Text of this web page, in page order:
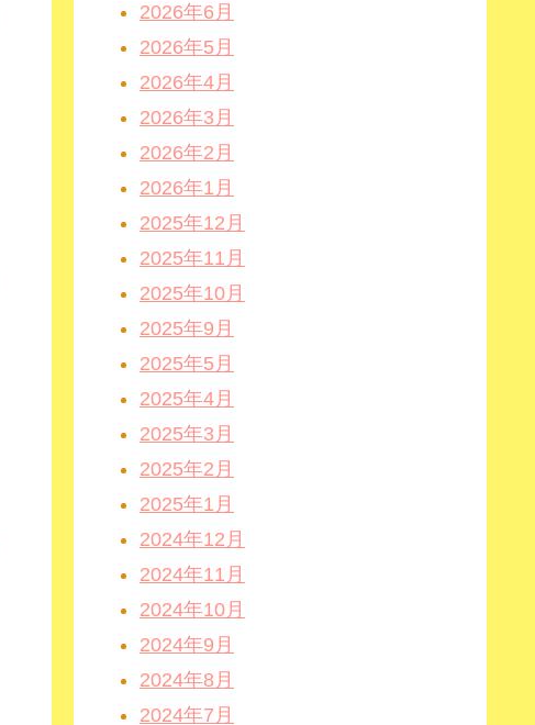
2026年6月
2026年5月
2026年4月
2026年3月
2026年2月
2026年1月
2025年12月
2025年11月
2025年10月
2025年9月
2025年5月
2025年4月
2025年3月
2025年2月
2025年1月
2024年12月
2024年11月
2024年10月
2024年9月
2024年8月
2024年7月